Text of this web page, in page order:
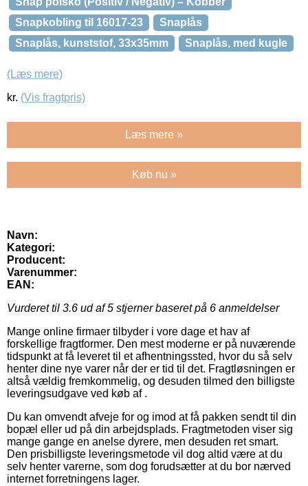
Snapkobling til 16017-23
Snaplås
Snaplås, kunststof, 33x35mm
Snaplås, med kugle
(Læs mere)
kr. (Vis fragtpris)
Læs mere »
Køb nu »
Navn:
Kategori:
Producent:
Varenummer:
EAN:
Vurderet til 3.6 ud af 5 stjerner baseret på 6 anmeldelser
Mange online firmaer tilbyder i vore dage et hav af
forskellige fragtformer. Den mest moderne er på nuværende
tidspunkt at få leveret til et afhentningssted, hvor du så selv
henter dine nye varer når der er tid til det. Fragtløsningen er
altså vældig fremkommelig, og desuden tilmed den billigste
leveringsudgave ved køb af .
Du kan omvendt afveje for og imod at få pakken sendt til din
bopæl eller ud på din arbejdsplads. Fragtmetoden viser sig
mange gange en anelse dyrere, men desuden ret smart.
Den prisbilligste leveringsmetode vil dog altid være at du
selv henter varerne, som dog forudsætter at du bor nærved
internet forretningens lager.